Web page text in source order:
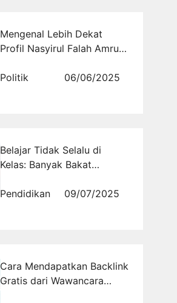
Mengenal Lebih Dekat
Profil Nasyirul Falah Amru
Jawa Timur X
Politik 06/06/2025
Belajar Tidak Selalu di
Kelas: Banyak Bakat
Pelajaran
Pendidikan 09/07/2025
Cara Mendapatkan Backlink
Gratis dari Wawancara